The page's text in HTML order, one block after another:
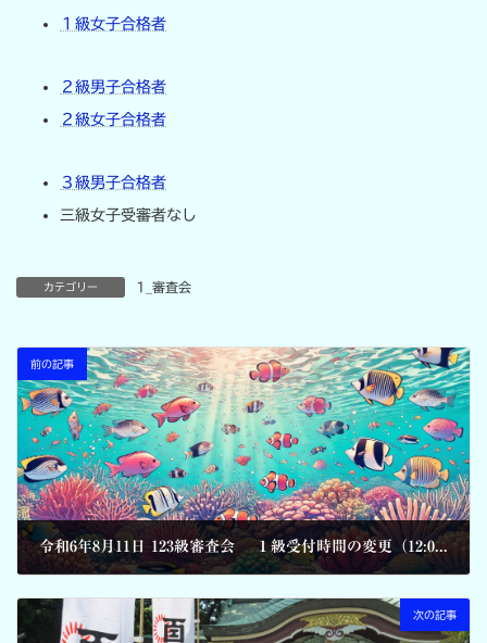
１級女子合格者
２級男子合格者
２級女子合格者
３級男子合格者
三級女子受審者なし
カテゴリー 1_審査会
前の記事
令和6年8月11日 123級審査会 １級受付時間の変更（12:00～12:20)
次の記事